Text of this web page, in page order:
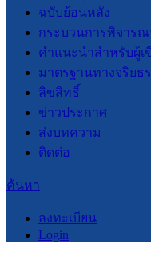
ฉบับย้อนหลัง
กระบวนการพิจาร
คำแนะนำสำหรับผู้เ
มาตรฐานทางจริยธ
ลิขสิทธิ์
ข่าวประกาศ
ส่งบทความ
ติดต่อ
ค้นหา
ลงทะเบียน
Login